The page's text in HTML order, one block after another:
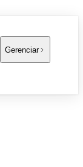
Gerenciar